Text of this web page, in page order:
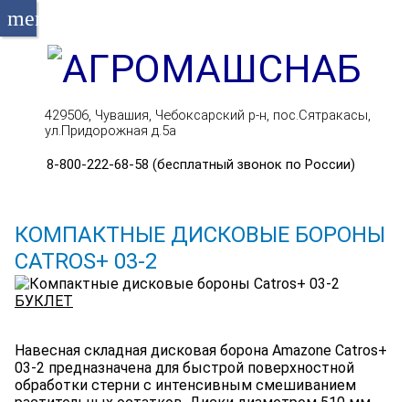
menu
429506, Чувашия, Чебоксарский р-н, пос.Сятракасы,
ул.Придорожная д.5а
8-800-222-68-58 (бесплатный звонок по России)
КОМПАКТНЫЕ ДИСКОВЫЕ БОРОНЫ
CATROS+ 03-2
БУКЛЕТ
Навесная складная дисковая борона Amazone Catros+
03-2 предназначена для быстрой поверхностной
обработки стерни с интенсивным смешиванием